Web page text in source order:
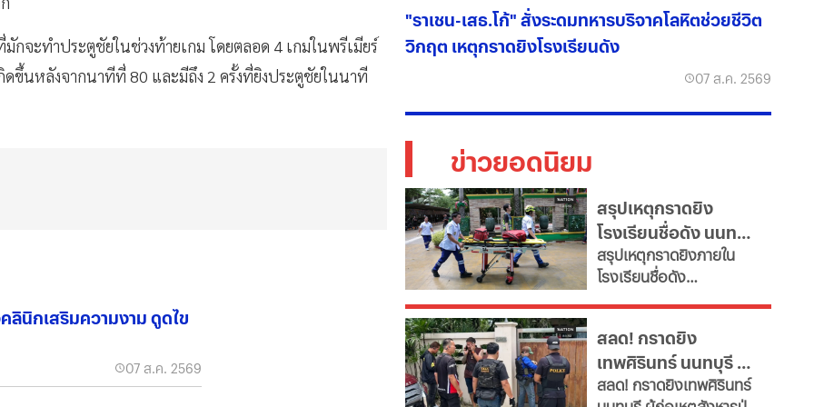
จะทำประตูชัยในช่วงท้ายเกม โดยตลอด 4 เกมในพรีเมียร์
ขึ้นหลังจากนาทีที่ 80 และมีถึง 2 ครั้งที่ยิงประตูชัยในนาที
นิกเสริมความงาม ดูดไข
07 ส.ค. 2569
"ราเชน-เสธ.โก้" สั่งระดมทหารบริจาคโลหิตช่วยชีวิต
วิกฤต เหตุกราดยิงโรงเรียนดัง
07 ส.ค. 2569
ข่าวยอดนิยม
สรุปเหตุกราดยิง
โรงเรียนชื่อดัง นนทบุรี
ล่าสุด ผู้ก่อเหตุเสียชีวิต
แล้ว
สรุปเหตุกราดยิงภายใน
โรงเรียนชื่อดัง
แล้ว ขณะที่ยอดผู้เสียชีวิต
พุ่งเป็น 7 ราย บาดเจ็บกว่า
15 ราย
สลด! กราดยิง
เทพศิรินทร์ นนทบุรี ดับ
7 พบยิงปู่ย่าก่อนบุก
สลด! กราดยิงเทพศิรินทร์